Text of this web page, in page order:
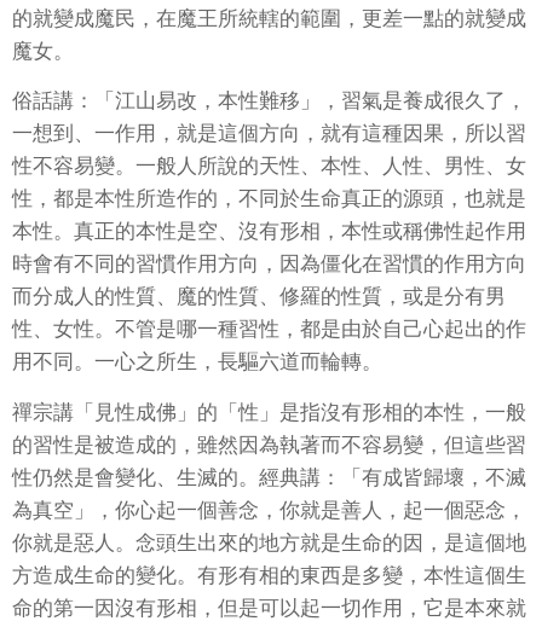
的就變成魔民，在魔王所統轄的範圍，更差一點的就變成
魔女。
俗話講：「江山易改，本性難移」，習氣是養成很久了，
一想到、一作用，就是這個方向，就有這種因果，所以習
性不容易變。一般人所說的天性、本性、人性、男性、女
性，都是本性所造作的，不同於生命真正的源頭，也就是
本性。真正的本性是空、沒有形相，本性或稱佛性起作用
時會有不同的習慣作用方向，因為僵化在習慣的作用方向
而分成人的性質、魔的性質、修羅的性質，或是分有男
性、女性。不管是哪一種習性，都是由於自己心起出的作
用不同。一心之所生，長驅六道而輪轉。
禪宗講「見性成佛」的「性」是指沒有形相的本性，一般
的習性是被造成的，雖然因為執著而不容易變，但這些習
性仍然是會變化、生滅的。經典講：「有成皆歸壞，不滅
為真空」，你心起一個善念，你就是善人，起一個惡念，
你就是惡人。念頭生出來的地方就是生命的因，是這個地
方造成生命的變化。有形有相的東西是多變，本性這個生
命的第一因沒有形相，但是可以起一切作用，它是本來就